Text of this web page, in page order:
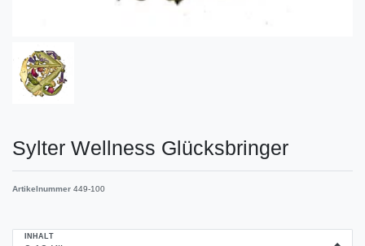
Sylter Wellness Glücksbringer
Artikelnummer 449-100
INHALT